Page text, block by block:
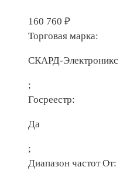
160 760 ₽
Торговая марка:
СКАРД-Электроникс
;
Госреестр:
Да
;
Диапазон частот От: